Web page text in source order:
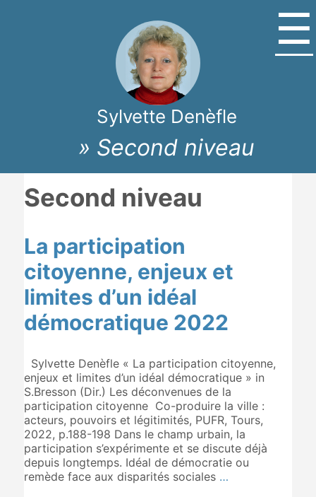
☰
Sylvette Denèfle
» Second niveau
Second niveau
La participation
citoyenne, enjeux et
limites d’un idéal
démocratique 2022
Sylvette Denèfle « La participation citoyenne,
enjeux et limites d’un idéal démocratique » in
S.Bresson (Dir.) Les déconvenues de la
participation citoyenne Co-produire la ville :
acteurs, pouvoirs et légitimités, PUFR, Tours,
2022, p.188-198 Dans le champ urbain, la
participation s’expérimente et se discute déjà
depuis longtemps. Idéal de démocratie ou
remède face aux disparités sociales …